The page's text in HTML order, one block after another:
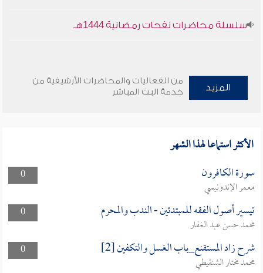
سلسلة محاضرات نفحات رمضانية 1444هـ
المزيد
من الفعاليات والمحاضرات الأرشيفية من
خدمة البث المباشر
الأكثر استماعا لهذا الشهر
0 سورة الكافرون
معمر الإندونيسي
0
تيسير أصول الفقه للمبتدئين - الندب والمحرم
محمد حسن عبد الغفار
0
شرح زاد المستقنع_باب الغسل والتكفين [2]
محمد مختار الشنقيطي